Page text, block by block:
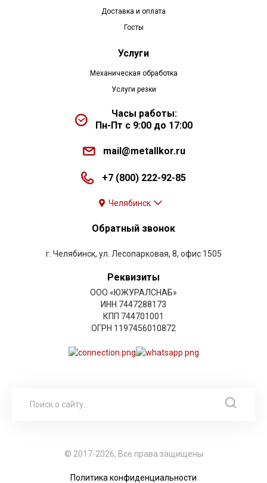
Доставка и оплата
Госты
Услуги
Механическая обработка
Услуги резки
Часы работы:
Пн-Пт с 9:00 до 17:00
mail@metallkor.ru
+7 (800) 222-92-85
Челябинск
Обратный звонок
г. Челябинск, ул. Лесопарковая, 8, офис 1505
Реквизиты
ООО «ЮЖУРАЛСНАБ»
ИНН 7447288173
КПП 744701001
ОГРН 1197456010872
© 2017-2026, Все права защищены
Политика конфиденциальности